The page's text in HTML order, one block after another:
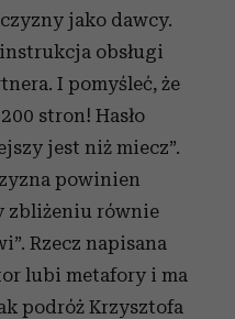
jako dawcy.
obsługi
I pomyśleć, że
stron! Hasło
jest niż miecz”.
powinien
zbliżeniu równie
Rzecz napisana
lubi metafory i ma
podróż Krzysztofa